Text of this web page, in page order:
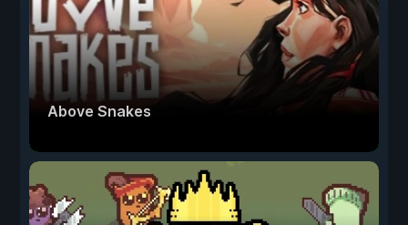
Above Snakes